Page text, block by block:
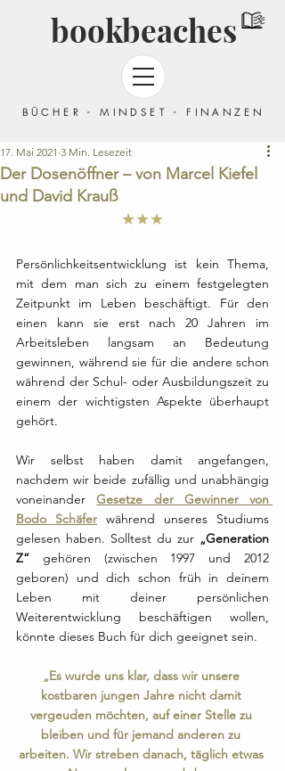
bookbeaches
BÜCHER - MINDSET - FINANZEN
Der Dosenöffner – von Marcel Kiefel
und David Krauß
17. Mai 2021 3 Min. Lesezeit
★★★
Persönlichkeitsentwicklung ist kein Thema,
mit dem man sich zu einem festgelegten
Zeitpunkt im Leben beschäftigt. Für den
einen kann sie erst nach 20 Jahren im
Arbeitsleben langsam an Bedeutung
gewinnen, während sie für die andere schon
während der Schul- oder Ausbildungszeit zu
einem der wichtigsten Aspekte überhaupt
gehört.
Wir selbst haben damit angefangen,
nachdem wir beide zufällig und unabhängig
voneinander Gesetze der Gewinner von
Bodo Schäfer während unseres Studiums
gelesen haben. Solltest du zur „Generation
Z“ gehören (zwischen 1997 und 2012
geboren) und dich schon früh in deinem
Leben mit deiner persönlichen
Weiterentwicklung beschäftigen wollen,
könnte dieses Buch für dich geeignet sein.
„Es wurde uns klar, dass wir unsere
kostbaren jungen Jahre nicht damit
vergeuden möchten, auf einer Stelle zu
bleiben und für jemand anderen zu
arbeiten. Wir streben danach, täglich etwas